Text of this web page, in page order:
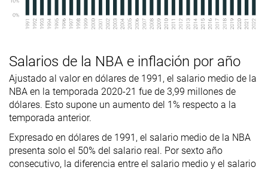
Salarios de la NBA e inflación por año
Ajustado al valor en dólares de 1991, el salario medio de la
NBA en la temporada 2020-21 fue de 3,99 millones de
dólares. Esto supone un aumento del 1% respecto a la
temporada anterior.
Expresado en dólares de 1991, el salario medio de la NBA
presenta solo el 50% del salario real. Por sexto año
consecutivo, la diferencia entre el salario medio y el salario